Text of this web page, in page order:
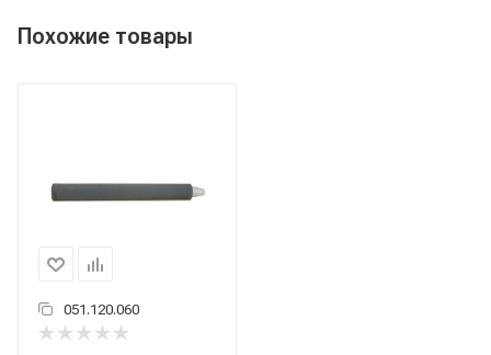
Похожие товары
051.120.060